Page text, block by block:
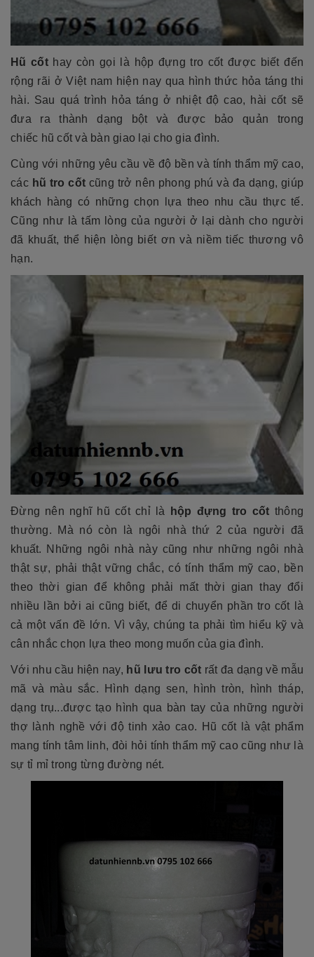
Hũ cốt hay còn gọi là hộp đựng tro cốt được biết đến
rộng rãi ở Việt nam hiện nay qua hình thức hỏa táng thi
hài. Sau quá trình hỏa táng ở nhiệt độ cao, hài cốt sẽ
đưa ra thành dạng bột và được bảo quản trong
chiếc hũ cốt và bàn giao lại cho gia đình.
Cùng với những yêu cầu về độ bền và tính thẩm mỹ cao,
các hũ tro cốt cũng trở nên phong phú và đa dạng, giúp
khách hàng có những chọn lựa theo nhu cầu thực tế.
Cũng như là tấm lòng của người ở lại dành cho người
đã khuất, thể hiện lòng biết ơn và niềm tiếc thương vô
hạn.
Đừng nên nghĩ hũ cốt chỉ là hộp đựng tro cốt thông
thường. Mà nó còn là ngôi nhà thứ 2 của người đã
khuất. Những ngôi nhà này cũng như những ngôi nhà
thật sự, phải thật vững chắc, có tính thẩm mỹ cao, bền
theo thời gian để không phải mất thời gian thay đổi
nhiều lần bởi ai cũng biết, để di chuyển phần tro cốt là
cả một vấn đề lớn. Vì vậy, chúng ta phải tìm hiểu kỹ và
cân nhắc chọn lựa theo mong muốn của gia đình.
Với nhu cầu hiện nay, hũ lưu tro cốt rất đa dạng về mẫu
mã và màu sắc. Hình dạng sen, hình tròn, hình tháp,
dạng trụ...được tạo hình qua bàn tay của những người
thợ lành nghề với độ tinh xảo cao. Hũ cốt là vật phẩm
mang tính tâm linh, đòi hỏi tính thẩm mỹ cao cũng như là
sự tỉ mỉ trong từng đường nét.